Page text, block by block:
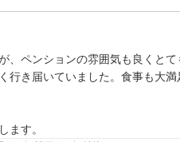
ペンションの雰囲気も良くと
行き届いていました。食事も大
す。